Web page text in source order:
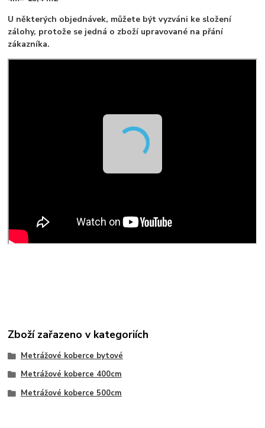
U některých objednávek, můžete být vyzváni ke složení
zálohy, protože se jedná o zboží upravované na přání
zákazníka.
Zboží zařazeno v kategoriích
Metrážové koberce bytové
Metrážové koberce 400cm
Metrážové koberce 500cm